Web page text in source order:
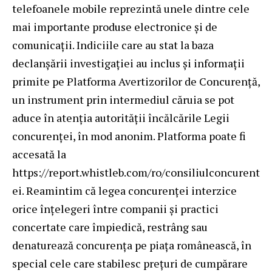
telefoanele mobile reprezintă unele dintre cele
mai importante produse electronice și de
comunicații. Indiciile care au stat la baza
declanșării investigației au inclus și informații
primite pe Platforma Avertizorilor de Concurență,
un instrument prin intermediul căruia se pot
aduce în atenția autorității încălcările Legii
concurenţei, în mod anonim. Platforma poate fi
accesată la
https://report.whistleb.com/ro/consiliulconcurent
ei. Reamintim că legea concurenței interzice
orice înțelegeri între companii și practici
concertate care împiedică, restrâng sau
denaturează concurența pe piața românească, în
special cele care stabilesc prețuri de cumpărare